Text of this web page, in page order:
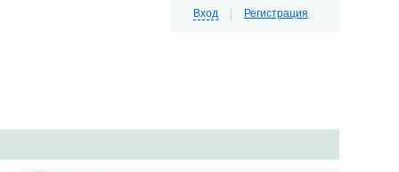
Вход Регистрация